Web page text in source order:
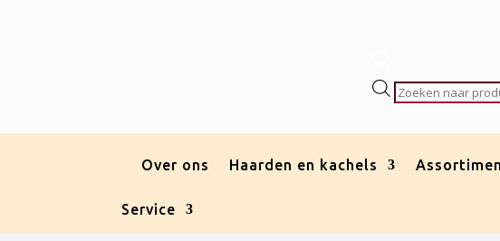
Producten
Over ons Haarden en kachels
Service